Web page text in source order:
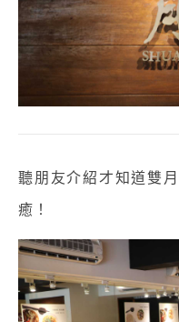
聽朋友介紹才知道雙
癒！